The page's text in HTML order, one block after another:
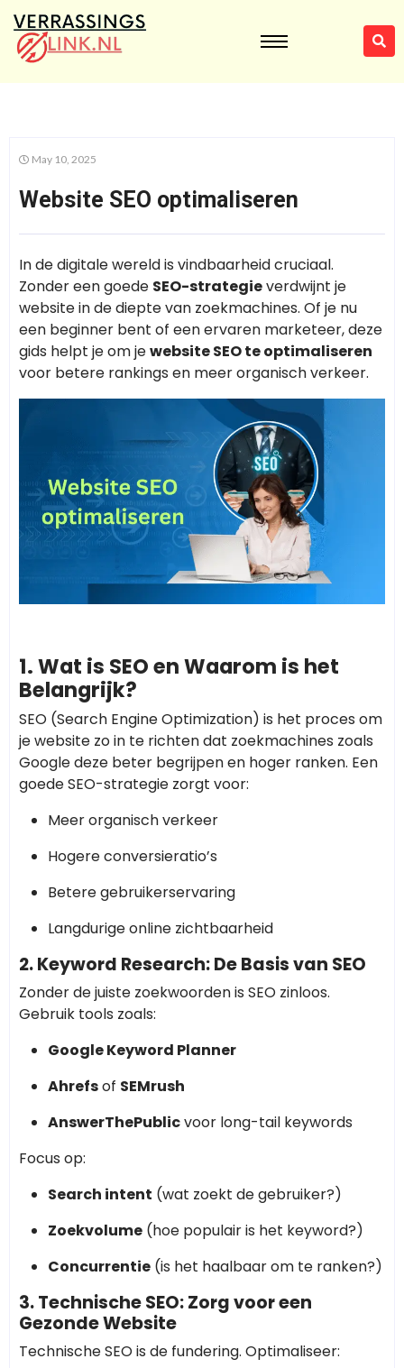
May 10, 2025
Website SEO optimaliseren
In de digitale wereld is vindbaarheid cruciaal.
Zonder een goede SEO-strategieverdwijnt je
website in de diepte van zoekmachines. Of je nu
een beginner bent of een ervaren marketeer, deze
gids helpt je om jewebsite SEO te optimaliseren
voor betere rankings en meer organisch verkeer.
1. Wat is SEO en Waarom is het
Belangrijk?
SEO (Search Engine Optimization) is het proces om
je website zo in te richten dat zoekmachines zoals
Google deze beter begrijpen en hoger ranken. Een
goede SEO-strategie zorgt voor:
Meer organisch verkeer
Hogere conversieratio’s
Betere gebruikerservaring
Langdurige online zichtbaarheid
2. Keyword Research: De Basis van SEO
Zonder de juiste zoekwoorden is SEO zinloos.
Gebruik tools zoals:
Google Keyword Planner
Ahrefsof SEMrush
AnswerThePublicvoor long-tail keywords
Focus op:
Search intent (wat zoekt de gebruiker?)
Zoekvolume (hoe populair is het keyword?)
Concurrentie (is het haalbaar om te ranken?)
3. Technische SEO: Zorg voor een
Gezonde Website
Technische SEO is de fundering. Optimaliseer: